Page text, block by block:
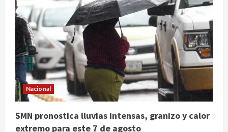
Nacional
SMN pronostica lluvias intensas, granizo y calor
extremo para este 7 de agosto
México y Perú restablecen
relaciones diplomáticas tras cuatro
años de enfrentamientos
agosto 8, 2026